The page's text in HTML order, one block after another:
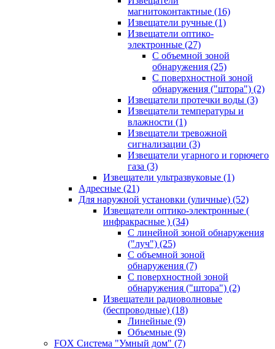
магнитоконтактные (16)
Извещатели ручные (1)
Извещатели оптико-
электронные (27)
С объемной зоной
обнаружения (25)
С поверхностной зоной
обнаружения ("штора") (2)
Извещатели протечки воды (3)
Извещатели температуры и
влажности (1)
Извещатели тревожной
сигнализации (3)
Извещатели угарного и горючего
газа (3)
Извещатели ультразвуковые (1)
Адресные (21)
Для наружной установки (уличные) (52)
Извещатели оптико-электронные (
инфракрасные ) (34)
С линейной зоной обнаружения
("луч") (25)
С объемной зоной
обнаружения (7)
С поверхностной зоной
обнаружения ("штора") (2)
Извещатели радиоволновые
(беспроводные) (18)
Линейные (9)
Объемные (9)
FOX Система "Умный дом" (7)